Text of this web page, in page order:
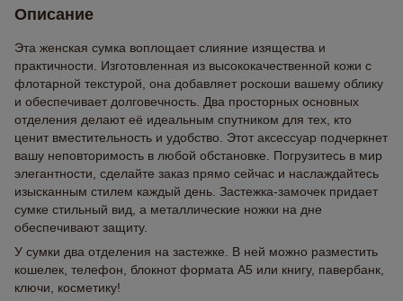
Описание
Эта женская сумка воплощает слияние изящества и
практичности. Изготовленная из высококачественной кожи с
флотарной текстурой, она добавляет роскоши вашему облику
и обеспечивает долговечность. Два просторных основных
отделения делают её идеальным спутником для тех, кто
ценит вместительность и удобство. Этот аксессуар подчеркнет
вашу неповторимость в любой обстановке. Погрузитесь в мир
элегантности, сделайте заказ прямо сейчас и наслаждайтесь
изысканным стилем каждый день. Застежка-замочек придает
сумке стильный вид, а металлические ножки на дне
обеспечивают защиту.
У сумки два отделения на застежке. В ней можно разместить
кошелек, телефон, блокнот формата А5 или книгу, павербанк,
ключи, косметику!